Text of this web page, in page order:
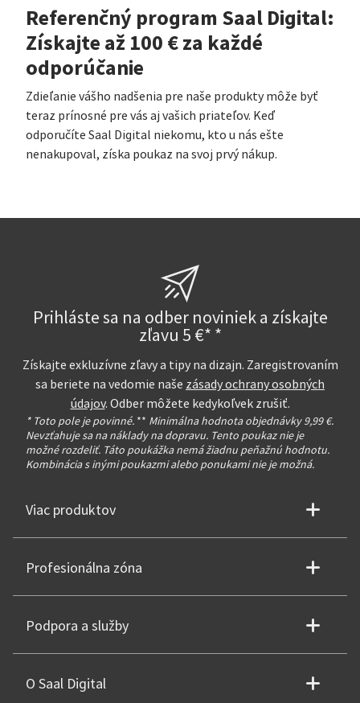
Referenčný program Saal Digital:
Získajte až 100 € za každé
odporúčanie
Zdieľanie vášho nadšenia pre naše produkty môže byť
teraz prínosné pre vás aj vašich priateľov. Keď
odporučíte Saal Digital niekomu, kto u nás ešte
nenakupoval, získa poukaz na svoj prvý nákup.
Prihláste sa na odber noviniek a získajte
zľavu 5 €* *
Získajte exkluzívne zľavy a tipy na dizajn. Zaregistrovaním
sa beriete na vedomie naše zásady ochrany osobných
údajov. Odber môžete kedykoľvek zrušiť.
* Toto pole je povinné. ** Minimálna hodnota objednávky 9,99 €.
Nevzťahuje sa na náklady na dopravu. Tento poukaz nie je
možné rozdeliť. Táto poukážka nemá žiadnu peňažnú hodnotu.
Kombinácia s inými poukazmi alebo ponukami nie je možná.
Viac produktov
Profesionálna zóna
Podpora a služby
O Saal Digital